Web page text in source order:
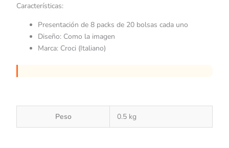
Características:
Presentación de 8 packs de 20 bolsas cada uno
Diseño: Como la imagen
Marca: Croci (Italiano)
Peso 0.5 kg